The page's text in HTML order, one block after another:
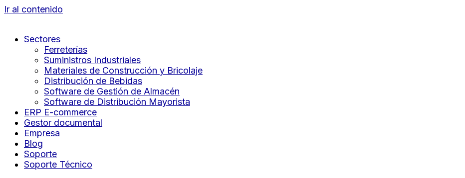
Ir al contenido
Sectores
Ferreterías
Suministros Industriales
Materiales de Construcción y Bricolaje
Distribución de Bebidas
Software de Gestión de Almacén
Software de Distribución Mayorista
ERP E-commerce
Gestor documental
Empresa
Blog
Soporte
Soporte Técnico